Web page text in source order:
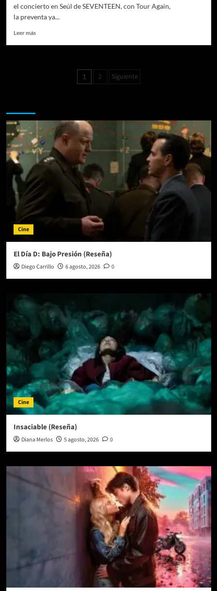
el concierto en Seúl de SEVENTEEN, con Tour Again,
la preventa ya...
Leer másLeer
del
pop
con
Cinépolis+QUE
CINE?
SEVENTEEN
llega
a
la
grande
Paginación
1 2 Siguiente
Cine
El Día D: Bajo Presión (Reseña)
Diego Carrillo 6 agosto, 2026 0
Cine
Insaciable (Reseña)
Diana Merlos 5 agosto, 2026 0